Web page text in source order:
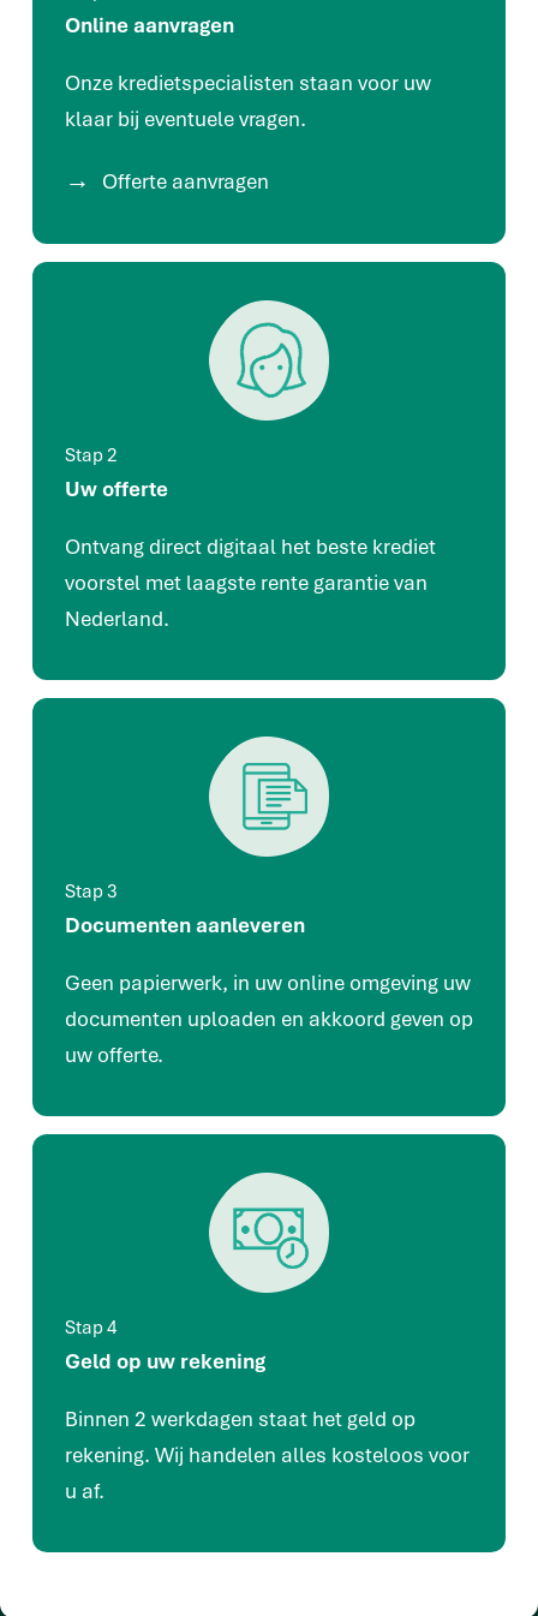
Online aanvragen
Onze kredietspecialisten staan voor uw
klaar bij eventuele vragen.
Offerte aanvragen
Stap 2
Uw offerte
Ontvang direct digitaal het beste krediet
voorstel met laagste rente garantie van
Nederland.
Stap 3
Documenten aanleveren
Geen papierwerk, in uw online omgeving uw
documenten uploaden en akkoord geven op
uw offerte.
Stap 4
Geld op uw rekening
Binnen 2 werkdagen staat het geld op
rekening. Wij handelen alles kosteloos voor
u af.